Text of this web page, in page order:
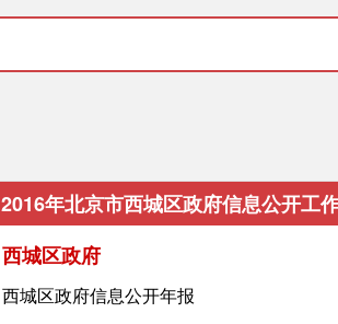
2016年北京市西城区政府信息公开工
西城区政府
西城区政府信息公开年报